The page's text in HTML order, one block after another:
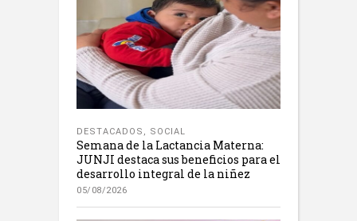
DESTACADOS SOCIAL
Semana de la Lactancia Materna:
JUNJI destaca sus beneficios para el
desarrollo integral de la niñez
05/08/2026